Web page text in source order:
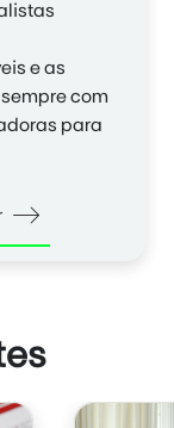
e as
com
para